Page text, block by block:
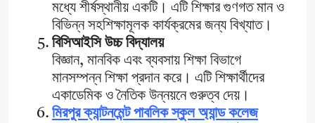
মধ্যে শীর্ষস্থানীয় একটি। এটি শিক্ষার গুণগত মান ও
বিভিন্ন সহশিক্ষামূলক কার্যক্রমের জন্য বিখ্যাত।
বিসিআইসি উচ্চ বিদ্যালয়
বিজ্ঞান, মানবিক এবং ব্যবসায় শিক্ষা বিভাগে
মানসম্পন্ন শিক্ষা প্রদান করে। এটি শিক্ষার্থীদের
একাডেমিক ও নৈতিক উন্নয়নে গুরুত্ব দেয়।
মিরপুর ক্যান্টনমেন্ট পাবলিক স্কুল অ্যান্ড কলেজ